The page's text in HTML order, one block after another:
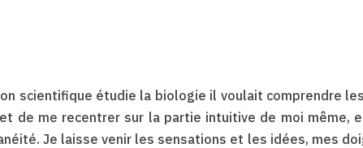
scientifique étudie la biologie il voulait comprendre
de me recentrer sur la partie intuitive de moi même,
Je laisse venir les sensations et les idées, mes